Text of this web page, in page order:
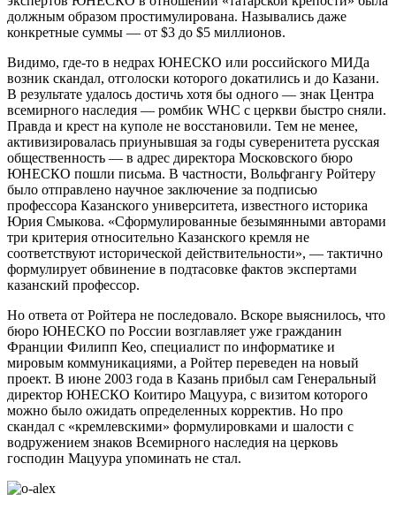
должным образом простимулирована. Назывались даже
конкретные суммы — от $3 до $5 миллионов.
Видимо, где-то в недрах ЮНЕСКО или российского МИДа
возник скандал, отголоски которого докатились и до Казани.
В результате удалось достичь хотя бы одного — знак Центра
всемирного наследия — ромбик WHC с церкви быстро сняли.
Правда и крест на куполе не восстановили. Тем не менее,
активизировалась приунывшая за годы суверенитета русская
общественность — в адрес директора Московского бюро
ЮНЕСКО пошли письма. В частности, Вольфгангу Ройтеру
было отправлено научное заключение за подписью
профессора Казанского университета, известного историка
Юрия Смыкова. «Сформулированные безымянными авторами
три критерия относительно Казанского кремля не
соответствуют исторической действительности», — тактично
формулирует обвинение в подтасовке фактов экспертами
казанский профессор.
Но ответа от Ройтера не последовало. Вскоре выяснилось, что
бюро ЮНЕСКО по России возглавляет уже гражданин
Франции Филипп Кео, специалист по информатике и
мировым коммуникациями, а Ройтер переведен на новый
проект. В июне 2003 года в Казань прибыл сам Генеральный
директор ЮНЕСКО Коитиро Мацуура, с визитом которого
можно было ожидать определенных корректив. Но про
скандал с «кремлевскими» формулировками и шалости с
водружением знаков Всемирного наследия на церковь
господин Мацуура упоминать не стал.